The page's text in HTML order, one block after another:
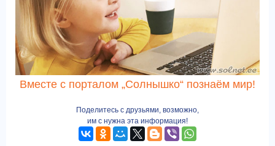
Вместе с порталом „Солнышко“ познаём мир!
Поделитесь с друзьями, возможно,
им с нужна эта информация!